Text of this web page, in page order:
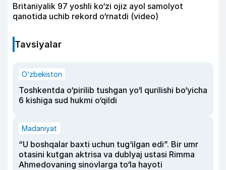
Britaniyalik 97 yoshli ko‘zi ojiz ayol samolyot
qanotida uchib rekord o‘rnatdi (video)
Tavsiyalar
O‘zbekiston
Toshkentda o‘pirilib tushgan yo‘l qurilishi bo‘yicha
6 kishiga sud hukmi o‘qildi
Madaniyat
“U boshqalar baxti uchun tug‘ilgan edi”. Bir umr
otasini kutgan aktrisa va dublyaj ustasi Rimma
Ahmedovaning sinovlarga to‘la hayoti